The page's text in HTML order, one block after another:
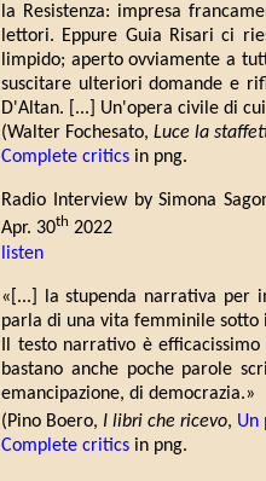
la Resistenza: impresa
lettori. Eppure Guia Risari ci
limpido; aperto ovviamente a
suscitare ulteriori domande e
D'Altan. [...] Un'opera civile di
(Walter Fochesato, Luce la
Complete critics in png.
Radio Interview by Simona
Apr. 30th 2022
listen
«[...] la stupenda narrativa per
parla di una vita femminile sotto
Il testo narrativo è
bastano anche poche parole
emancipazione, di democrazia.»
(Pino Boero, I libri che ricevo, Un
Complete critics in png.